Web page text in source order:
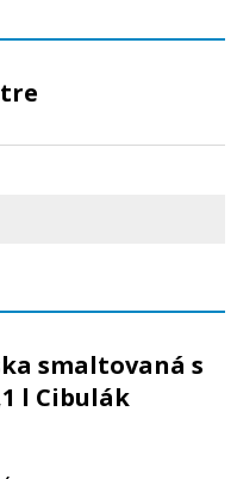
smaltovaná s
l Cibulák